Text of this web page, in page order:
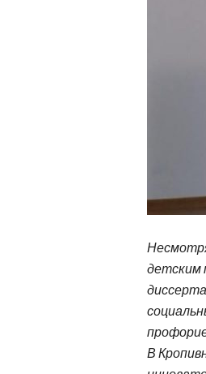
детским
В